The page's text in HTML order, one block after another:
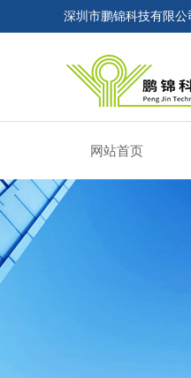
深圳市鹏锦科技有限公
网站首页